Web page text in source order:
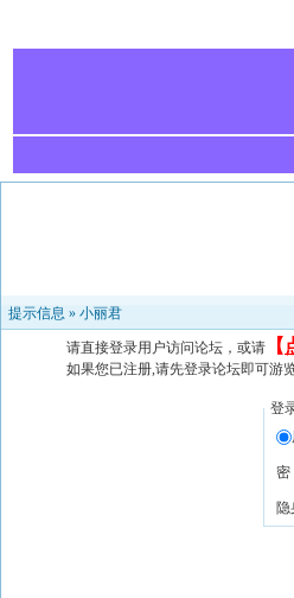
提示信息 » 小丽君
请直接登录用户访问论坛，或请 【
如果您已注册,请先登录论坛即可游
登
隐